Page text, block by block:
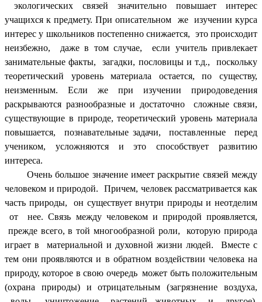
экологических связей значительно повышает интерес
учащихся к предмету. При описательном же изучении курса
интерес у школьников постепенно снижается, это происходит
неизбежно, даже в том случае, если учитель привлекает
занимательные факты, загадки, пословицы и т.д., поскольку
теоретический уровень материала остается, по существу,
неизменным. Если же при изучении природоведения
раскрываются разнообразные и достаточно сложные связи,
существующие в природе, теоретический уровень материала
повышается, познавательные задачи, поставленные перед
учеником, усложняются и это способствует развитию
интереса.
Очень большое значение имеет раскрытие связей между
человеком и природой. Причем, человек рассматривается как
часть природы, он существует внутри природы и неотделим
от нее. Связь между человеком и природой проявляется,
прежде всего, в той многообразной роли, которую природа
играет в материальной и духовной жизни людей. Вместе с
тем они проявляются и в обратном воздействии человека на
природу, которое в свою очередь может быть положительным
(охрана природы) и отрицательным (загрязнение воздуха,